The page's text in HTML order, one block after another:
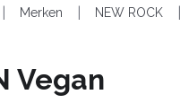
Merken NEW ROCK
Vegan